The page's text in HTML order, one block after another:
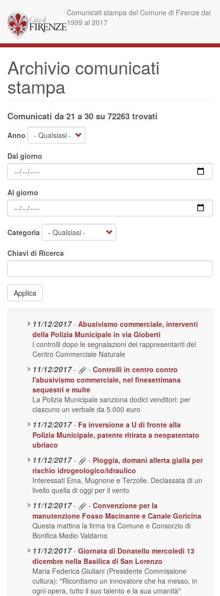
contenuto
principale
Comunicati stampa del Comune di Firenze dal
1999 al 2017
Archivio comunicati
stampa
Comunicati da 21 a 30 su 72263 trovati
Anno
Dal giorno
Al giorno
Categoria
Chiavi di Ricerca
Applica
11/12/2017 - Abusivismo commerciale, interventi
della Polizia Municipale in via Gioberti
I controlli dopo le segnalazioni dei rappresentanti del
Centro Commerciale Naturale
11/12/2017 - - Controlli in centro contro
l'abusivismo commerciale, nel finesettimana
sequestri e multe
La Polizia Municipale sanziona dodici venditori: per
ciascuno un verbale da 5.000 euro
11/12/2017 - Fa inversione a U di fronte alla
Polizia Municipale, patente ritirata a neopatentato
ubriaco
11/12/2017 - - Pioggia, domani allerta gialla per
rischio idrogeologico/idraulico
Interessati Ema, Mugnone e Terzolle. Declassata di un
livello quella di oggi per il vento
11/12/2017 - - Convenzione per la
manutenzione Fosso Macinante e Canale Goricina
Questa mattina la firma tra Comune e Consorzio di
Bonifica Medio Valdarno
11/12/2017 - Giornata di Donatello mercoledì 13
dicembre nella Basilica di San Lorenzo
Maria Federica Giuliani (Presidente Commissione
cultura): "Ricordiamo un innovatore che ha messo, in
ogni opera, tutto il suo talento e la sua umanità"